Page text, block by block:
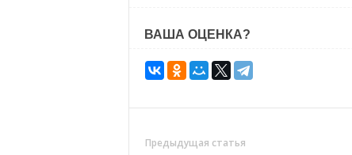
ВАША ОЦЕНКА?
Предыдущая статья